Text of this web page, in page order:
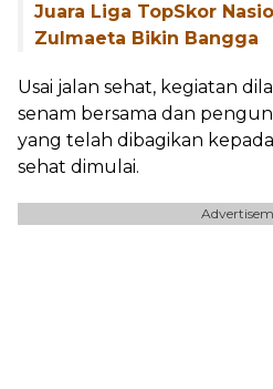
Juara Liga TopSkor
Zulmaeta Bikin Bangga
Usai jalan sehat, kegiatan
senam bersama dan
yang telah dibagikan
sehat dimulai.